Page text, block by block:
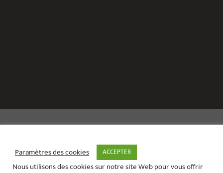
Le site de l’évènementiel contact :01 42 71 40 79
Paramètres des cookies ACCEPTER
Nous utilisons des cookies sur notre site Web pour vous offrir